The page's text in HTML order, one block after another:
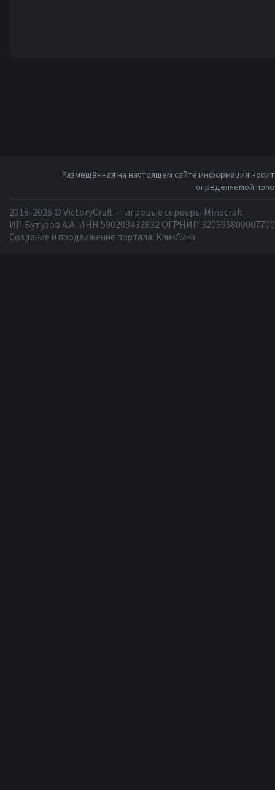
Размещённая на настоящем сайте информация
определяемой
2018-2026 © VictoryCraft — игровые серверы Minecraft
ИП Бутузов А.А. ИНН 590203432832 ОГРНИП 320595800007700
Создание и продвижение портала: КликЛинк